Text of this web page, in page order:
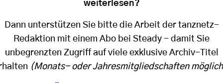
weiterlesen?
Dann unterstützen Sie bitte die Arbeit der tanznetz-
Redaktion mit einem Abo bei Steady - damit Sie
unbegrenzten Zugriff auf viele exklusive Archiv-Titel
(Monats- oder Jahresmitgliedschaften